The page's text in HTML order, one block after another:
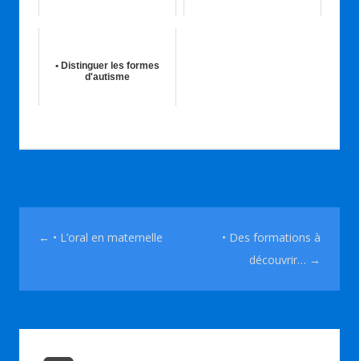
• Distinguer les formes
d'autisme
Navigation des articles
← • L’oral en maternelle
• Des formations à
découvrir… →